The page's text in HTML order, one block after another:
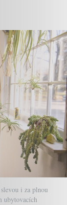
i za plnou
ubytovacích